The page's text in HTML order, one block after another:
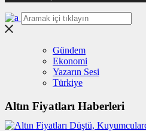
Gündem
Ekonomi
Yazarın Sesi
Türkiye
Altın Fiyatları Haberleri